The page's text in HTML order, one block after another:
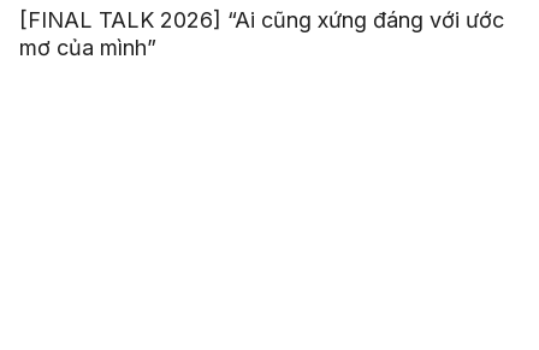
[FINAL TALK 2026] “Ai cũng xứng đáng với ước
mơ của mình”